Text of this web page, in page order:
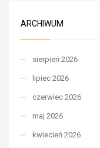
ARCHIWUM
sierpień 2026
lipiec 2026
czerwiec 2026
maj 2026
kwiecień 2026